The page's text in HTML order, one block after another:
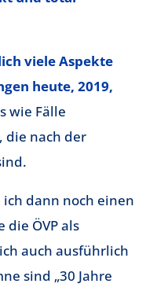
viele Aspekte
heute, 2019,
wie Fälle
die nach der
ich dann noch einen
ÖVP als
auch ausführlich
sind „30 Jahre